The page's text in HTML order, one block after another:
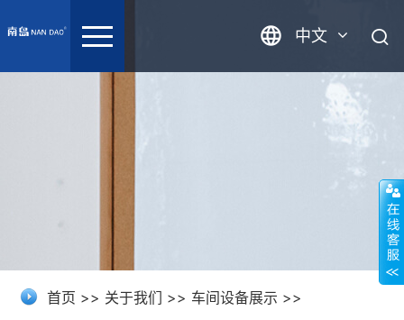
中文
首页 >> 关于我们 >> 车间设备展示 >>